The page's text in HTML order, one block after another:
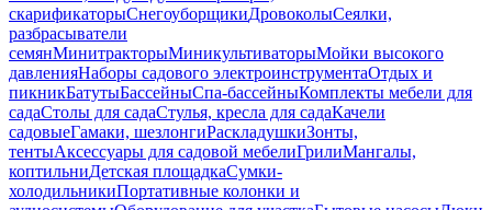
скарификаторыСнегоуборщикиДровоколыСеялки,
разбрасыватели
семянМинитракторыМиникультиваторыМойки высокого
давленияНаборы садового электроинструментаОтдых и
пикникБатутыБассейныСпа-бассейныКомплекты мебели для
садаСтолы для садаСтулья, кресла для садаКачели
садовыеГамаки, шезлонгиРаскладушкиЗонты,
тентыАксессуары для садовой мебелиГрилиМангалы,
коптильниДетская площадкаСумки-
холодильникиПортативные колонки и